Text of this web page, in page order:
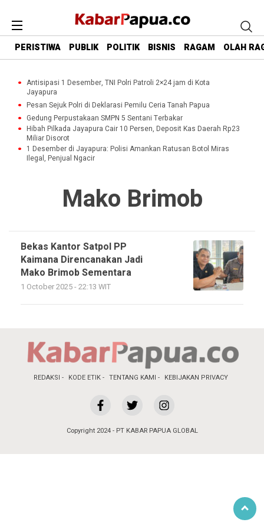
PERISTIWA PUBLIK POLITIK BISNIS RAGAM OLAH
Antisipasi 1 Desember, TNI Polri Patroli 2×24 jam di Kota
Jayapura
Pesan Sejuk Polri di Deklarasi Pemilu Ceria Tanah Papua
Gedung Perpustakaan SMPN 5 Sentani Terbakar
Hibah Pilkada Jayapura Cair 10 Persen, Deposit Kas Daerah Rp23
Miliar Disorot
1 Desember di Jayapura: Polisi Amankan Ratusan Botol Miras
Ilegal, Penjual Ngacir
Mako Brimob
Bekas Kantor Satpol PP
Kaimana Direncanakan Jadi
Mako Brimob Sementara
1 October 2025 - 22:13 WIT
REDAKSI KODE ETIK TENTANG KAMI KEBIJAKAN PRIVACY
Copyright 2024 - PT KABAR PAPUA GLOBAL